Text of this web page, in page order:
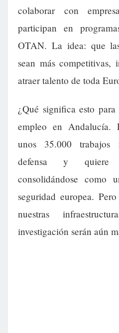
colaborar con
participan en
OTAN. La idea: que
sean más competitivas,
atraer talento de toda
¿Qué significa esto
empleo en Andalucía.
unos 35.000 trabajos
defensa y quiere
consolidándose
seguridad europea.
nuestras
investigación serán aún